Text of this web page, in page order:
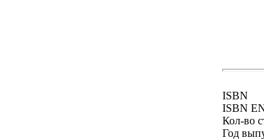
ISBN
ISBN
Кол-во
Год